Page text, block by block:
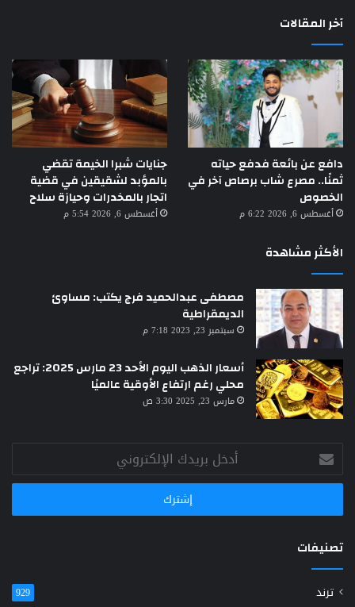
آخر المقالات
دافع عن بائعة فدفع حياته
ثمنًا.. مصرع شاب برصاص آخر في
الخصوص
أغسطس 6, 2026 6:22 م
جنايات شبرا الخيمة تقضي
بالمؤبد لشقيقين في قضية
اتجار بالمخدرات وحيازة سلاح
أغسطس 6, 2026 5:54 م
الأكثر مشاهدة
مصطفى عبدالحميد فرج يكتب: مساوئ
الديمقراطية
سبتمبر 23, 2023 7:18 م
أسعار الذهب اليوم الأحد 23 مارس 2025: تراجع
محلي رغم ارتفاع الأوقية عالميًا
مارس 23, 2025 3:30 ص
أدخل
بريدك
الإلكتروني
تصنيفات
ترند 929